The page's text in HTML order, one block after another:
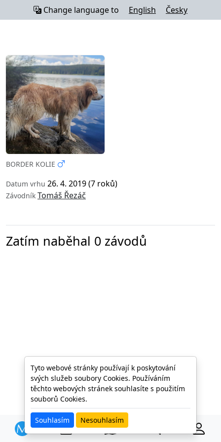
Change language to English Česky
BORDER KOLIE
Datum vrhu 26. 4. 2019 (7 roků)
Závodník Tomáš Řezáč
Zatím naběhal 0 závodů
Tyto webové stránky používají k poskytování
svých služeb soubory Cookies. Používáním
těchto webových stránek souhlasíte s použitím
souborů Cookies.
Souhlasím Nesouhlasím